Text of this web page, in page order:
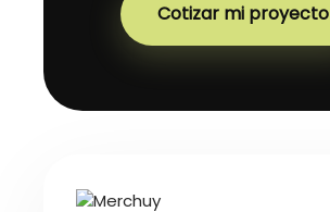
Cotizar mi proyecto